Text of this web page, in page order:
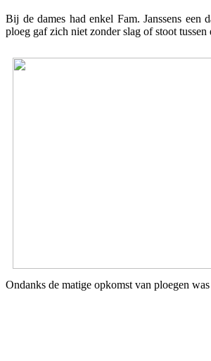
Bij de dames had enkel Fam. Janssens een
ploeg gaf zich niet zonder slag of stoot
Ondanks de matige opkomst van ploegen